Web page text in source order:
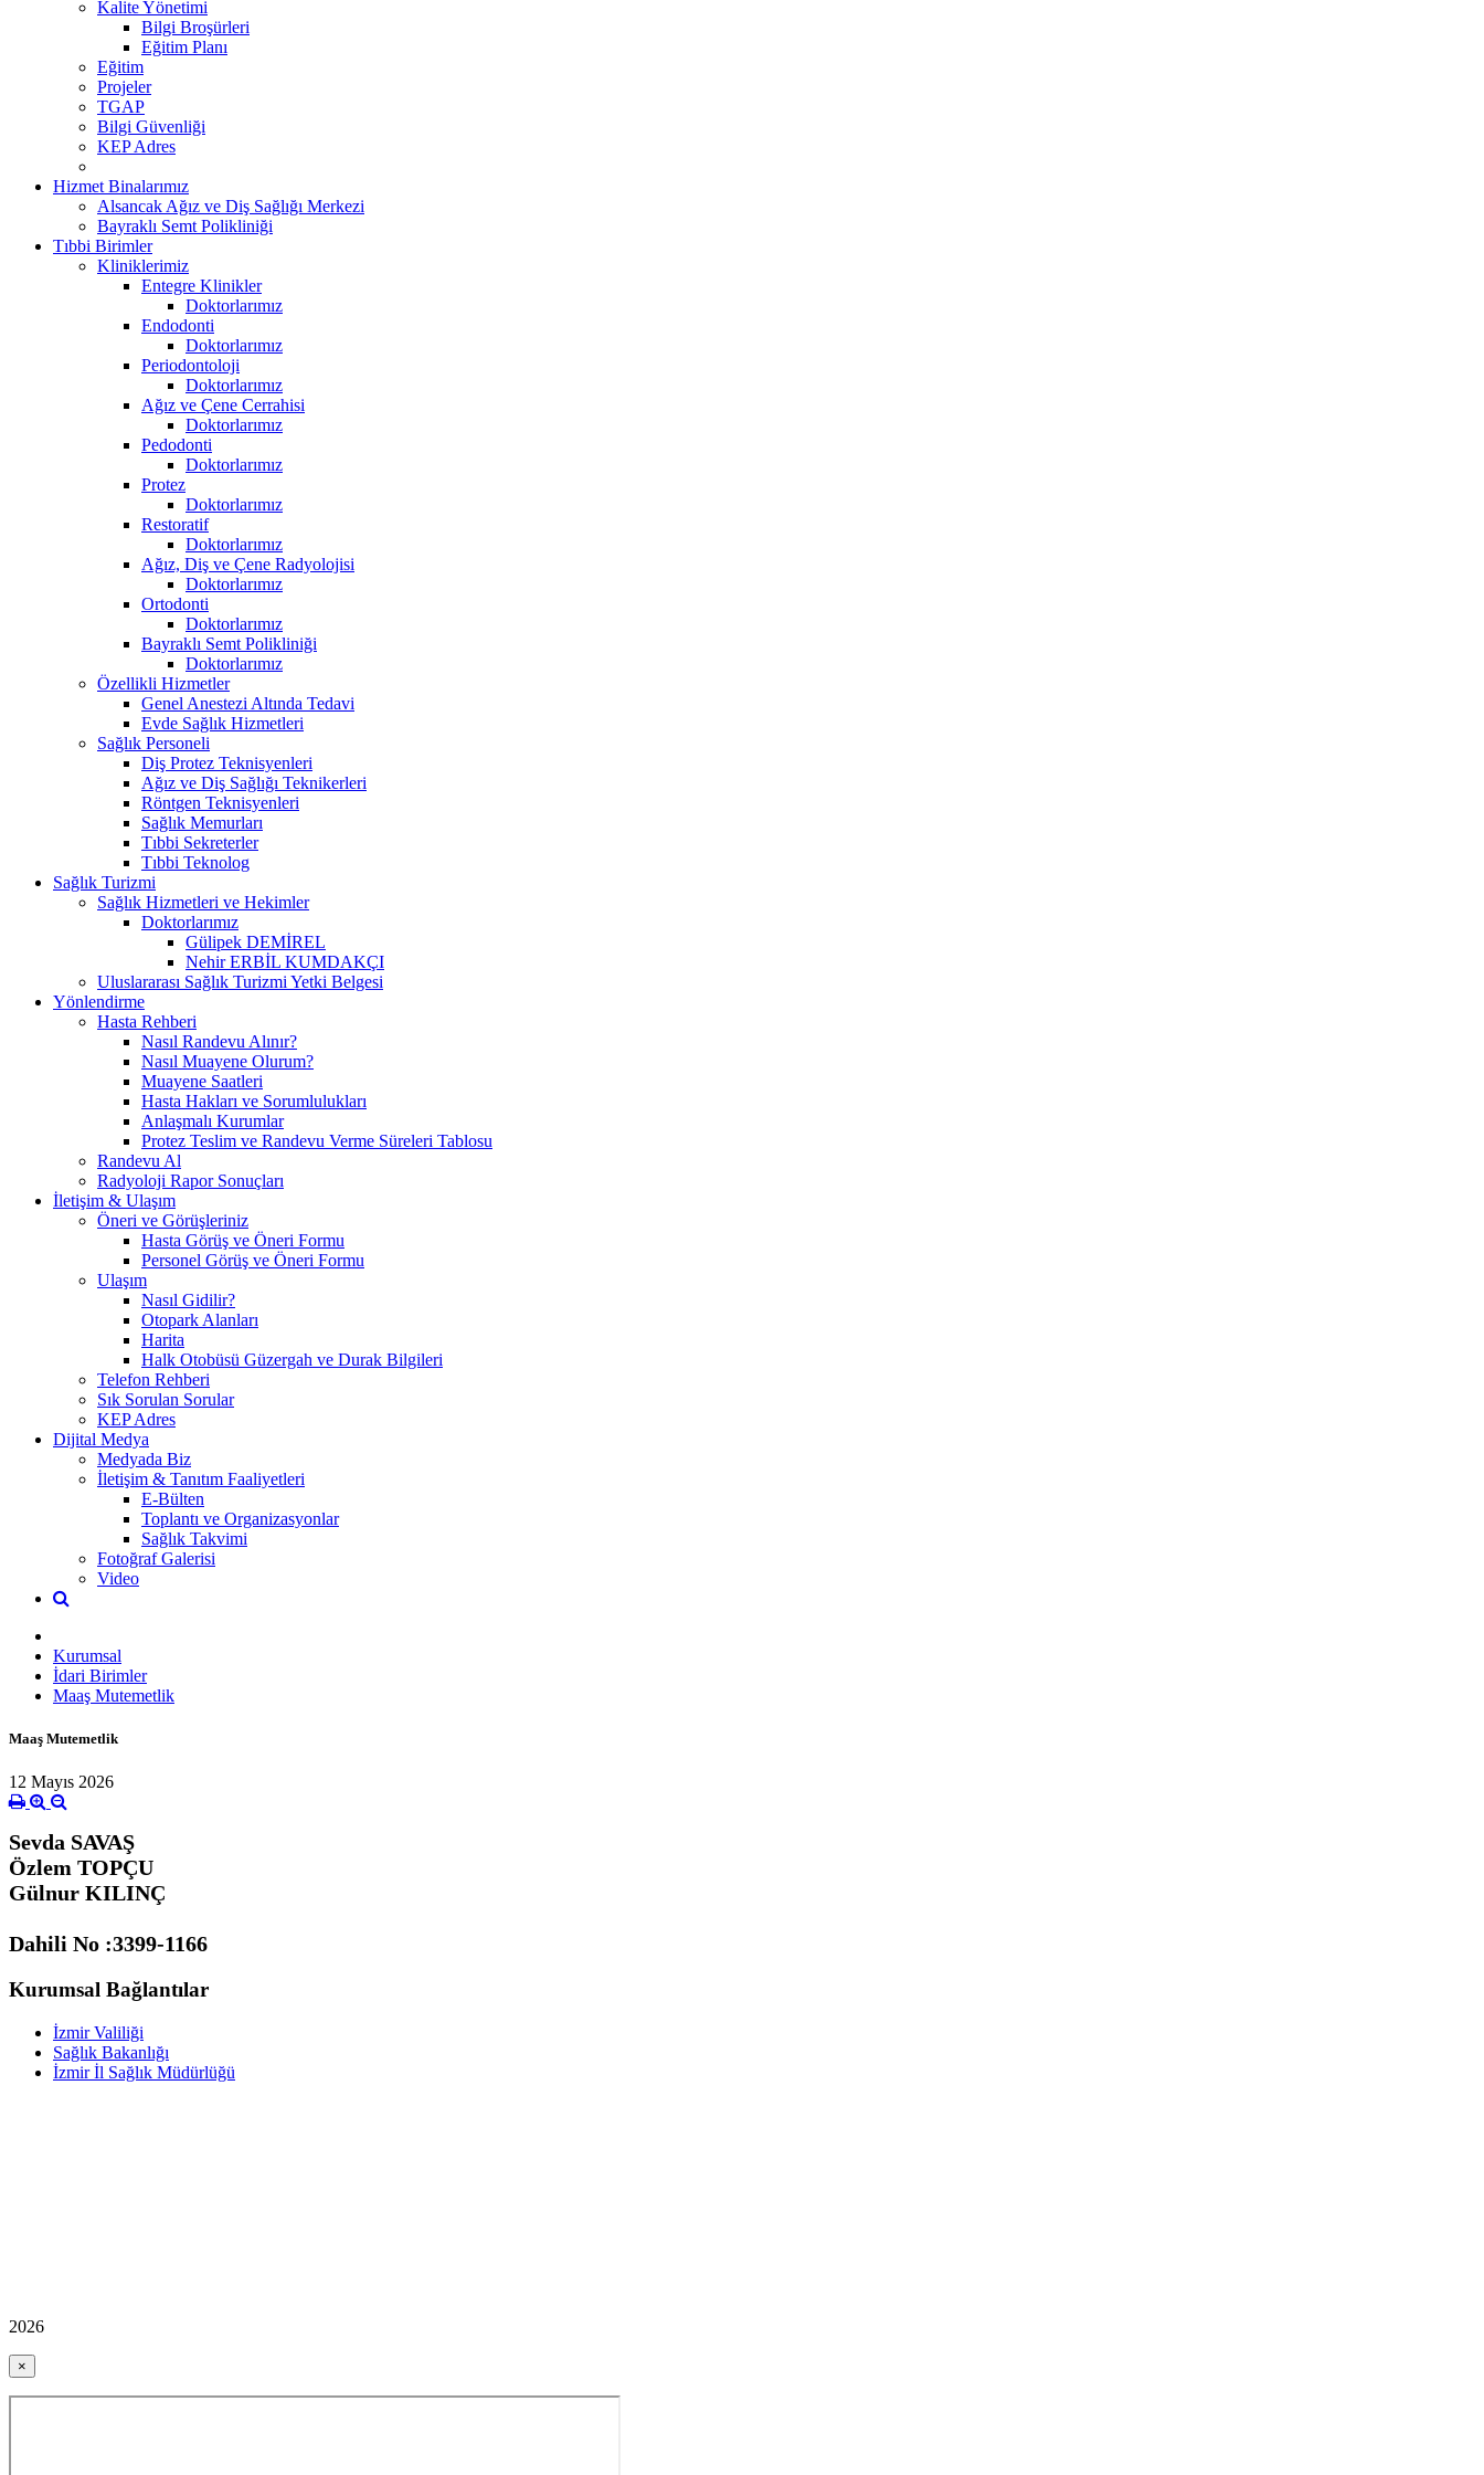
Kalite Yönetimi
Bilgi Broşürleri
Eğitim Planı
Eğitim
Projeler
TGAP
Bilgi Güvenliği
KEP Adres
Hizmet Binalarımız
Alsancak Ağız ve Diş Sağlığı Merkezi
Bayraklı Semt Polikliniği
Tıbbi Birimler
Kliniklerimiz
Entegre Klinikler
Doktorlarımız
Endodonti
Doktorlarımız
Periodontoloji
Doktorlarımız
Ağız ve Çene Cerrahisi
Doktorlarımız
Pedodonti
Doktorlarımız
Protez
Doktorlarımız
Restoratif
Doktorlarımız
Ağız, Diş ve Çene Radyolojisi
Doktorlarımız
Ortodonti
Doktorlarımız
Bayraklı Semt Polikliniği
Doktorlarımız
Özellikli Hizmetler
Genel Anestezi Altında Tedavi
Evde Sağlık Hizmetleri
Sağlık Personeli
Diş Protez Teknisyenleri
Ağız ve Diş Sağlığı Teknikerleri
Röntgen Teknisyenleri
Sağlık Memurları
Tıbbi Sekreterler
Tıbbi Teknolog
Sağlık Turizmi
Sağlık Hizmetleri ve Hekimler
Doktorlarımız
Gülipek DEMİREL
Nehir ERBİL KUMDAKÇI
Uluslararası Sağlık Turizmi Yetki Belgesi
Yönlendirme
Hasta Rehberi
Nasıl Randevu Alınır?
Nasıl Muayene Olurum?
Muayene Saatleri
Hasta Hakları ve Sorumlulukları
Anlaşmalı Kurumlar
Protez Teslim ve Randevu Verme Süreleri Tablosu
Randevu Al
Radyoloji Rapor Sonuçları
İletişim & Ulaşım
Öneri ve Görüşleriniz
Hasta Görüş ve Öneri Formu
Personel Görüş ve Öneri Formu
Ulaşım
Nasıl Gidilir?
Otopark Alanları
Harita
Halk Otobüsü Güzergah ve Durak Bilgileri
Telefon Rehberi
Sık Sorulan Sorular
KEP Adres
Dijital Medya
Medyada Biz
İletişim & Tanıtım Faaliyetleri
E-Bülten
Toplantı ve Organizasyonlar
Sağlık Takvimi
Fotoğraf Galerisi
Video
Kurumsal
İdari Birimler
Maaş Mutemetlik
Maaş Mutemetlik
12 Mayıs 2026
Sevda SAVAŞ
Özlem TOPÇU
Gülnur KILINÇ
Dahili No :3399-1166
Kurumsal Bağlantılar
İzmir Valiliği
Sağlık Bakanlığı
İzmir İl Sağlık Müdürlüğü
2026
×